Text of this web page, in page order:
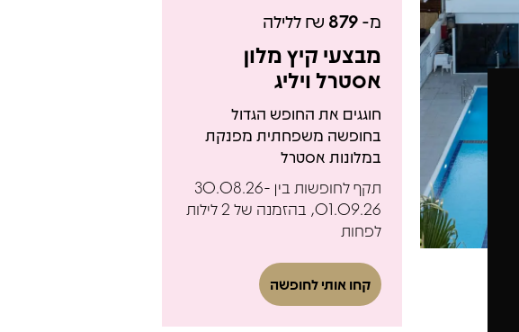
מ- 879 ₪ ללילה
מבצעי קיץ מלון
אסטרל ויליג
חוגגים את החופש הגדול
בחופשה משפחתית מפנקת
במלונות אסטרל
תקף לחופשות בין 30.08.26-
01.09.26, בהזמנה של 2 לילות
לפחות
קחו אותי לחופשה